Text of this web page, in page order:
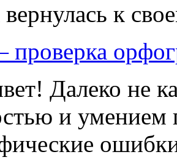
к
Далеко не
и умением